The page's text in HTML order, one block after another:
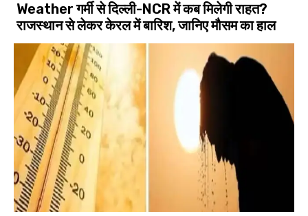
Weather गर्मी से दिल्ली-NCR में कब मिलेगी राहत?
राजस्थान से लेकर केरल में बारिश, जानिए मौसम का हाल